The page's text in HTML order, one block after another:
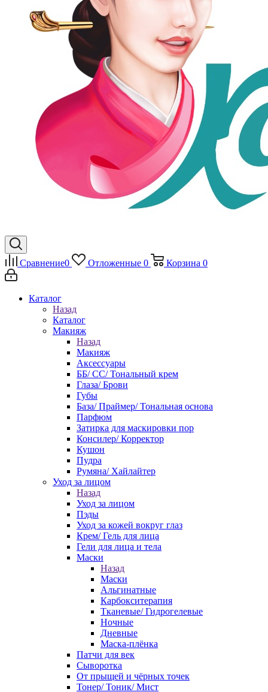
Сравнение0 Отложенные 0 Корзина 0
Каталог
Назад
Каталог
Макияж
Назад
Макияж
Аксессуары
ББ/ СС/ Тональный крем
Глаза/ Брови
Губы
База/ Праймер/ Тональная основа
Парфюм
Затирка для маскировки пор
Консилер/ Корректор
Кушон
Пудра
Румяна/ Хайлайтер
Уход за лицом
Назад
Уход за лицом
Пэды
Уход за кожей вокруг глаз
Крем/ Гель для лица
Гели для лица и тела
Маски
Назад
Маски
Альгинатные
Карбокситерапия
Тканевые/ Гидрогелевые
Ночные
Дневные
Маска-плёнка
Патчи для век
Сыворотка
От прыщей и чёрных точек
Тонер/ Тоник/ Мист